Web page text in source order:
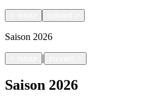
Saison 2026
|
Saison 2026